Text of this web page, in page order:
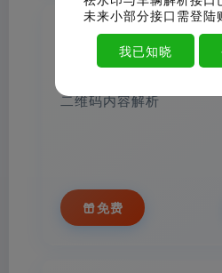
二维码内容解析
二维码内容解析
免费
未来小部分接口需登陆
我已知晓